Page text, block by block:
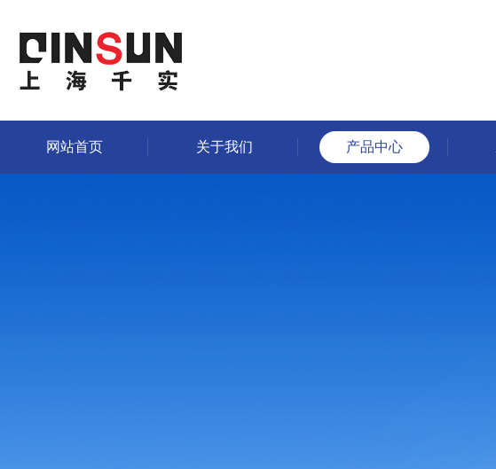
网站首页 关于我们 产品中心